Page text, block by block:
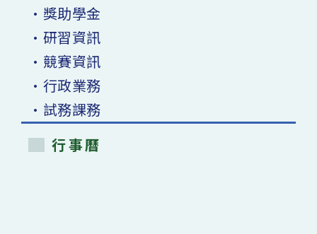
•獎助學金
•研習資訊
•競賽資訊
•行政業務
•試務課務
行事曆